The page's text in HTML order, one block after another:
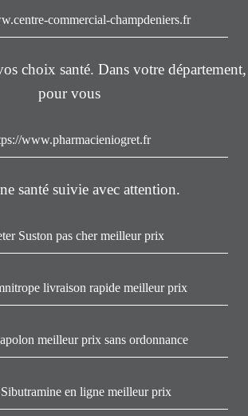
commercial-champdeniers.fr
choix santé. Dans votre département,
pour vous
www.pharmacieniogret.fr
santé suivie avec attention.
Suston pas cher meilleur prix
livraison rapide meilleur prix
meilleur prix sans ordonnance
en ligne meilleur prix